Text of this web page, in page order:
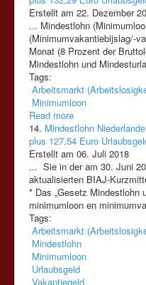
Erstellt am 22. Dezember
... Mindestlohn (
(Minimumvakantiebijslag/-
Monat (8 Prozent der
Mindestlohn und
Tags:
Arbeitsmarkt
Minimumloon
Read more
14. Mindestlohn
plus 127,54 Euro
Erstellt am 06. Juli 2018
... Sie in der am 30. Juni
aktualisierten BIAJ-
* Das „Gesetz Mindestlohn
minimumloon en
Tags:
Arbeitsmarkt
Mindestlohn
Minimumloon
Urlaubsgeld
Vakantiegeld